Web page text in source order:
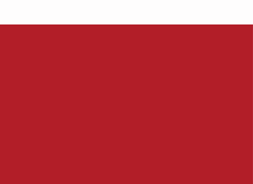
อันดับ 1